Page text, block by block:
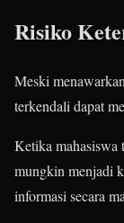
Risiko
Meski
terkendali dapat
Ketika mahasiswa
mungkin menjadi
informasi secara